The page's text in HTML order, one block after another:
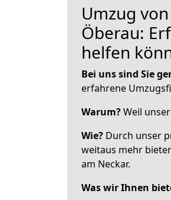
Umzug
Öberau:
helfen
Bei uns sind Sie
erfahrene
Warum?Weil
Wie? Durch unser
weitaus mehr
am Neckar.
Was wir Ihnen